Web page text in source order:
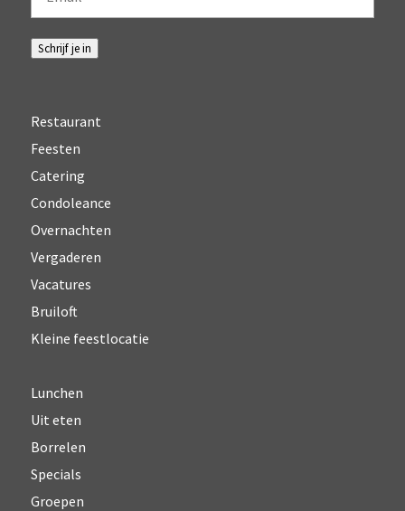
Schrijf je in
Restaurant
Feesten
Catering
Condoleance
Overnachten
Vergaderen
Vacatures
Bruiloft
Kleine feestlocatie
Lunchen
Uit eten
Borrelen
Specials
Groepen